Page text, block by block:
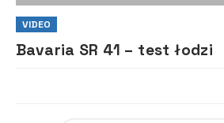
VIDEO
Bavaria SR 41 – test łodzi